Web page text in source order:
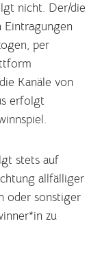
nicht. Der/die
per
Kanäle von
erfolgt
stets auf
allfälliger
oder sonstiger
zu